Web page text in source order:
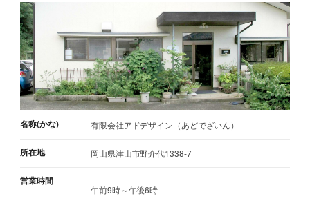
名称(かな) 有限会社アドデザイン（あどでざいん）
所在地 岡山県津山市野介代1338-7
営業時間
午前9時～午後6時